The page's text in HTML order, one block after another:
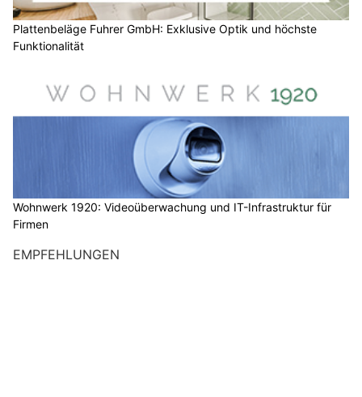
Plattenbeläge Fuhrer GmbH: Exklusive Optik und höchste
Funktionalität
Wohnwerk 1920: Videoüberwachung und IT-Infrastruktur für
Firmen
EMPFEHLUNGEN